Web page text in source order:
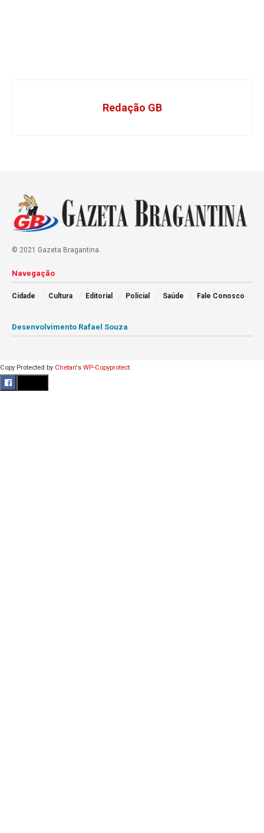
Redação GB
© 2021 Gazeta Bragantina
Navegação
Cidade Cultura Editorial Policial Saúde Fale Conosco
Desenvolvimento Rafael Souza
Copy Protected by Chetan's WP-Copyprotect.